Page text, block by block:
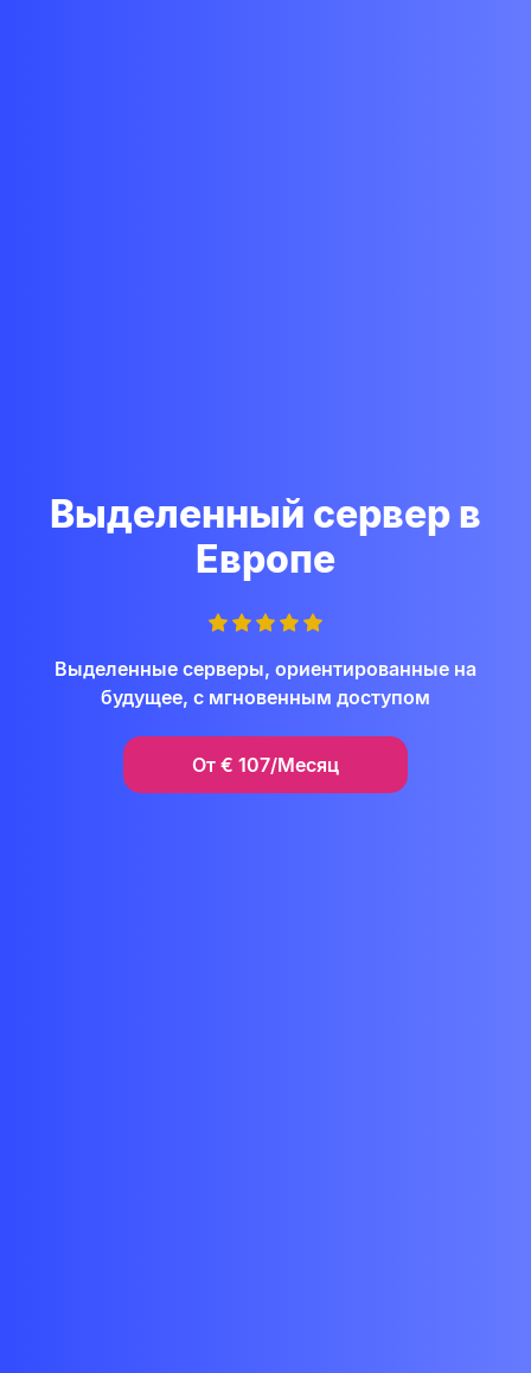
Выделенный сервер в
Европе
Выделенные серверы, ориентированные на
будущее, с мгновенным доступом
От € 107/Месяц